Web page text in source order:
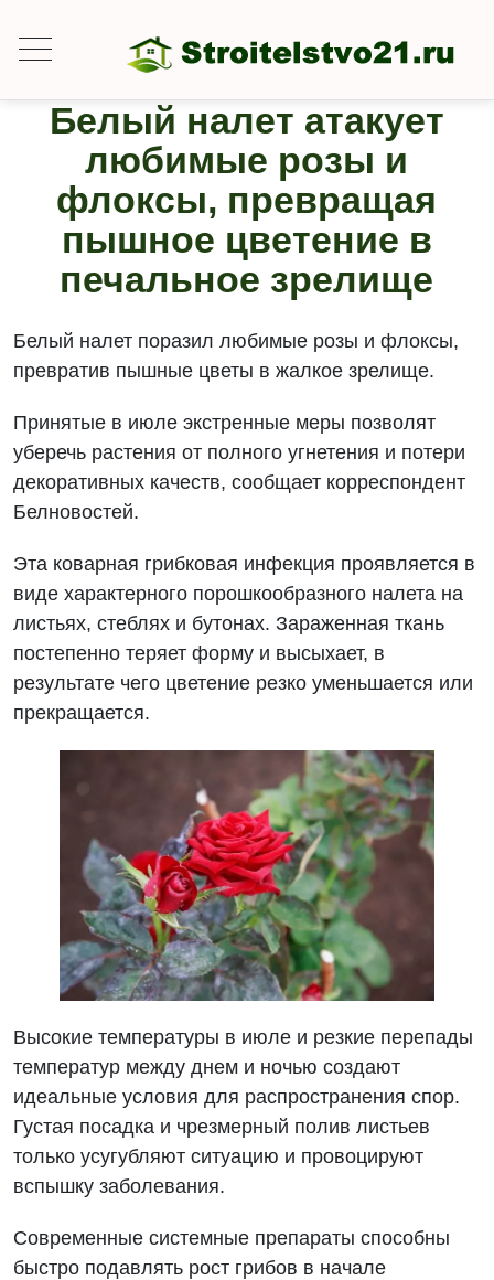
Белый налет атакует
любимые розы и
флоксы, превращая
пышное цветение в
печальное зрелище
Белый налет поразил любимые розы и флоксы,
превратив пышные цветы в жалкое зрелище.
Принятые в июле экстренные меры позволят
уберечь растения от полного угнетения и потери
декоративных качеств, сообщает корреспондент
Белновостей.
Эта коварная грибковая инфекция проявляется в
виде характерного порошкообразного налета на
листьях, стеблях и бутонах. Зараженная ткань
постепенно теряет форму и высыхает, в
результате чего цветение резко уменьшается или
прекращается.
Высокие температуры в июле и резкие перепады
температур между днем ​​и ночью создают
идеальные условия для распространения спор.
Густая посадка и чрезмерный полив листьев
только усугубляют ситуацию и провоцируют
вспышку заболевания.
Современные системные препараты способны
быстро подавлять рост грибов в начале